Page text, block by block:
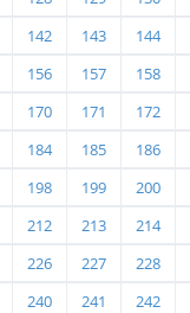
142 143
144
156 157
158
170 171
172
184 185
186
198 199
200
212 213
214
226 227
228
240 241
242